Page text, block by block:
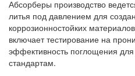
Абсорберы производство
литья под давлением для
коррозионностойких
включает тестирование на
эффективность поглощения
стандартам.